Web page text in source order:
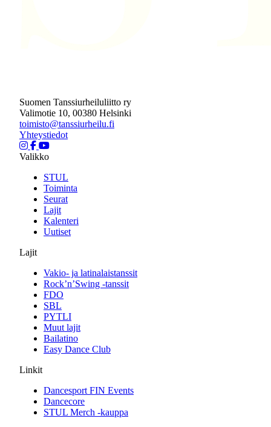
Suomen Tanssiurheiluliitto ry
Valimotie 10, 00380 Helsinki
toimisto@tanssiurheilu.fi
Yhteystiedot
Valikko
STUL
Toiminta
Seurat
Lajit
Kalenteri
Uutiset
Lajit
Vakio- ja latinalaistanssit
Rock’n’Swing -tanssit
FDO
SBL
PYTLI
Muut lajit
Bailatino
Easy Dance Club
Linkit
Dancesport FIN Events
Dancecore
STUL Merch -kauppa